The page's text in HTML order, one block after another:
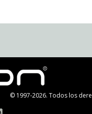
© 1997-2026. Todos los